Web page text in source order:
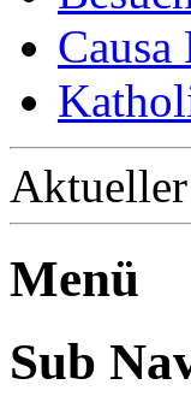
Causa
Menü
Sub